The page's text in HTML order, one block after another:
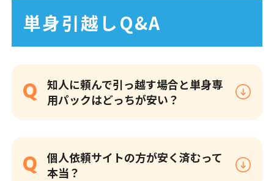
単身引越しQ&A
知人に頼んで引っ越す場合と単身専
用パックはどっちが安い？
個人依頼サイトの方が安く済むって
本当？